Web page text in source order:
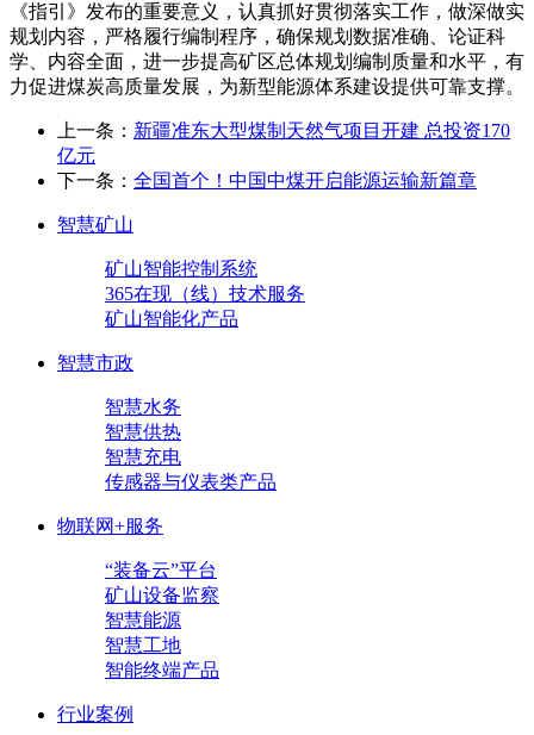
《指引》发布的重要意义，认真抓好贯彻落实工作，做深做实
规划内容，严格履行编制程序，确保规划数据准确、论证科
学、内容全面，进一步提高矿区总体规划编制质量和水平，有
力促进煤炭高质量发展，为新型能源体系建设提供可靠支撑。
上一条： 新疆准东大型煤制天然气项目开建 总投资170
亿元
下一条： 全国首个！中国中煤开启能源运输新篇章
智慧矿山
矿山智能控制系统
365在现（线）技术服务
矿山智能化产品
智慧市政
智慧水务
智慧供热
智慧充电
传感器与仪表类产品
物联网+服务
“装备云”平台
矿山设备监察
智慧能源
智慧工地
智能终端产品
行业案例